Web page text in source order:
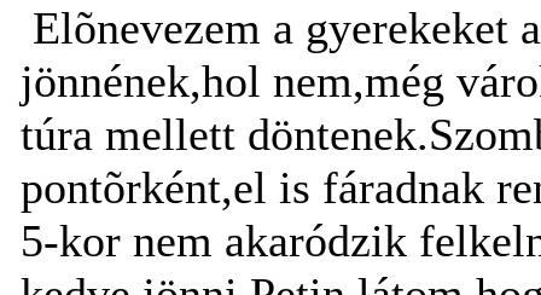
Elõnevezem a gyerekeket
jönnének,hol nem,még
túra mellett
pontõrként,el is fáradnak
5-kor nem akaródzik